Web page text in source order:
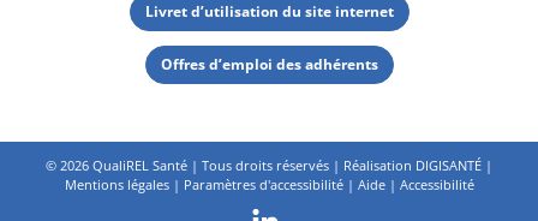
Livret d’utilisation du site internet
Offres d’emploi des adhérents
© 2026 QualiREL Santé | Tous droits réservés | Réalisation DIGISANTÉ |
Mentions légales| Paramètres d'accessibilité| Aide| Accessibilité